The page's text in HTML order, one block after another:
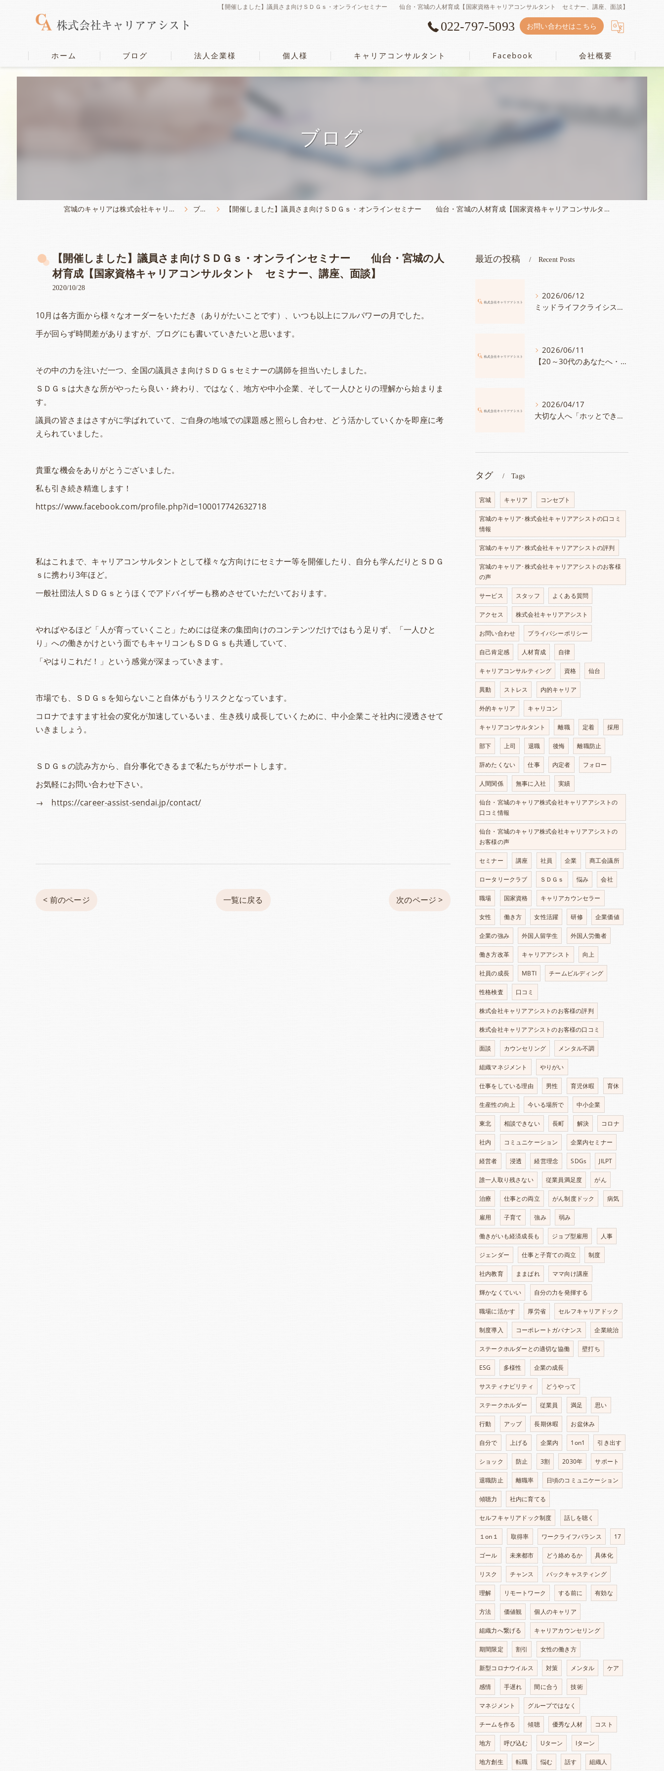
【開催しました】議員さま向けＳＤＧｓ・オンラインセミナー 仙台・宮城の人材育成【国家資格キャリアコンサルタント セミナー、講座、面談】
022-797-5093 お問い合わせはこちら
ホーム ブログ 法人企業様 個人様 キャリアコンサルタント Facebook 会社概要
ブログ
宮城のキャリアは株式会社キャリアアシスト ブログ 【開催しました】議員さま向けＳＤＧｓ・オンラインセミナー 仙台・宮城の人材育成【国家資格キャリアコンサルタント セミナー、講座、面談】
【開催しました】議員さま向けＳＤＧｓ・オンラインセミナー 仙台・宮城の人
材育成【国家資格キャリアコンサルタント セミナー、講座、面談】
2020/10/28
10月は各方面から様々なオーダーをいただき（ありがたいことです）、いつも以上にフルパワーの月でした。
手が回らず時間差がありますが、ブログにも書いていきたいと思います。
その中の力を注いだ一つ、全国の議員さま向けＳＤＧｓセミナーの講師を担当いたしました。
ＳＤＧｓは大きな所がやったら良い・終わり、ではなく、地方や中小企業、そして一人ひとりの理解から始まりま
す。
議員の皆さまはさすがに学ばれていて、ご自身の地域での課題感と照らし合わせ、どう活かしていくかを即座に考
えられていました。
貴重な機会をありがとうございました。
私も引き続き精進します！
https://www.facebook.com/profile.php?id=100017742632718
私はこれまで、キャリアコンサルタントとして様々な方向けにセミナー等を開催したり、自分も学んだりとＳＤＧ
ｓに携わり3年ほど。
一般社団法人ＳＤＧｓとうほくでアドバイザーも務めさせていただいております。
やればやるほど「人が育っていくこと」ためには従来の集団向けのコンテンツだけではもう足りず、「一人ひと
り」への働きかけという面でもキャリコンもＳＤＧｓも共通していて、
「やはりこれだ！」という感覚が深まっていきます。
市場でも、ＳＤＧｓを知らないこと自体がもうリスクとなっています。
コロナでますます社会の変化が加速しているいま、生き残り成長していくために、中小企業こそ社内に浸透させて
いきましょう。
ＳＤＧｓの読み方から、自分事化できるまで私たちがサポートします。
お気軽にお問い合わせ下さい。
→ https://career-assist-sendai.jp/contact/
< 前のページ 一覧に戻る 次のページ >
最近の投稿 Recent Posts
2026/06/12
ミッドライフクライシス対策にも【40代～50代のあなたへ・講座案内】あなたが持つ宝物に気づいていますか？「人生は続く・自分の持つ宝物を見つけて、さらにキャリアに活かす方法」
2026/06/11
【20～30代のあなたへ・講座案内】このままでいいのかな？と思ったら「自分の＜大切にしたいこと＞と＜強み＞を知って、満足度100％のキャリアを手に入れる」
2026/04/17
大切な人へ「ホッとできる時間」をプレゼントしませんか？～チケット発売スタート～
タグ Tags
宮城 キャリア コンセプト
宮城のキャリア･株式会社キャリアアシストの口コミ
情報
宮城のキャリア･株式会社キャリアアシストの評判
宮城のキャリア･株式会社キャリアアシストのお客様
の声
サービス スタッフ よくある質問
アクセス 株式会社キャリアアシスト
お問い合わせ プライバシーポリシー
自己肯定感 人材育成 自律
キャリアコンサルティング 資格 仙台
異動 ストレス 内的キャリア
外的キャリア キャリコン
キャリアコンサルタント 離職 定着 採用
部下 上司 退職 後悔 離職防止
辞めたくない 仕事 内定者 フォロー
人間関係 無事に入社 実績
仙台・宮城のキャリア株式会社キャリアアシストの
口コミ情報
仙台・宮城のキャリア株式会社キャリアアシストの
お客様の声
セミナー 講座 社員 企業 商工会議所
ロータリークラブ ＳＤＧｓ 悩み 会社
職場 国家資格 キャリアカウンセラー
女性 働き方 女性活躍 研修 企業価値
企業の強み 外国人留学生 外国人労働者
働き方改革 キャリアアシスト 向上
社員の成長 MBTI チームビルディング
性格検査 口コミ
株式会社キャリアアシストのお客様の評判
株式会社キャリアアシストのお客様の口コミ
面談 カウンセリング メンタル不調
組織マネジメント やりがい
仕事をしている理由 男性 育児休暇 育休
生産性の向上 今いる場所で 中小企業
東北 相談できない 長町 解決 コロナ
社内 コミュニケーション 企業内セミナー
経営者 浸透 経営理念 SDGs JILPT
誰一人取り残さない 従業員満足度 がん
治療 仕事との両立 がん制度ドック 病気
雇用 子育て 強み 弱み
働きがいも経済成長も ジョブ型雇用 人事
ジェンダー 仕事と子育ての両立 制度
社内教育 ままぱれ ママ向け講座
輝かなくていい 自分の力を発揮する
職場に活かす 厚労省 セルフキャリアドック
制度導入 コーポレートガバナンス 企業統治
ステークホルダーとの適切な協働 壁打ち
ESG 多様性 企業の成長
サスティナビリティ どうやって
ステークホルダー 従業員 満足 思い
行動 アップ 長期休暇 お盆休み
自分で 上げる 企業内 1on1 引き出す
ショック 防止 3割 2030年 サポート
退職防止 離職率 日頃のコミュニケーション
傾聴力 社内に育てる
セルフキャリアドック制度 話しを聴く
１on１ 取得率 ワークライフバランス 17
ゴール 未来都市 どう絡めるか 具体化
リスク チャンス バックキャスティング
理解 リモートワーク する前に 有効な
方法 価値観 個人のキャリア
組織力へ繋げる キャリアカウンセリング
期間限定 割引 女性の働き方
新型コロナウイルス 対策 メンタル ケア
感情 手遅れ 間に合う 技術
マネジメント グループではなく
チームを作る 傾聴 優秀な人材 コスト
地方 呼び込む Uターン Iターン
地方創生 転職 悩む 話す 組織人